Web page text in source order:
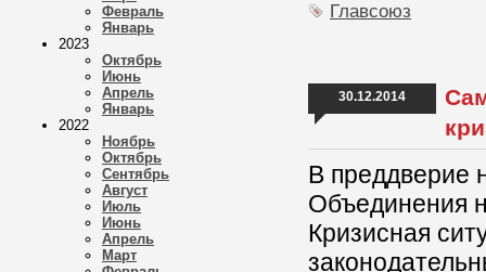
Февраль
Январь
2023
Октябрь
Июнь
Апрель
Январь
2022
Ноябрь
Октябрь
Сентябрь
Август
Июль
Июнь
Апрель
Март
Главсоюз
30.12.2014
В преддверие
Объединения
Кризисная